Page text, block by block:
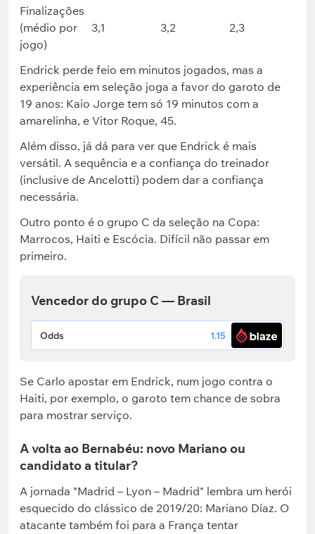
Finalizações
(médio por
jogo)
3,1 3,2 2,3
Endrick perde feio em minutos jogados, mas a
experiência em seleção joga a favor do garoto de
19 anos: Kaio Jorge tem só 19 minutos com a
amarelinha, e Vitor Roque, 45.
Além disso, já dá para ver que Endrick é mais
versátil. A sequência e a confiança do treinador
(inclusive de Ancelotti) podem dar a confiança
necessária.
Outro ponto é o grupo C da seleção na Copa:
Marrocos, Haiti e Escócia. Difícil não passar em
primeiro.
Vencedor do grupo C — Brasil
Odds 1.15
Se Carlo apostar em Endrick, num jogo contra o
Haiti, por exemplo, o garoto tem chance de sobra
para mostrar serviço.
A volta ao Bernabéu: novo Mariano ou
candidato a titular?
A jornada "Madrid – Lyon – Madrid" lembra um herói
esquecido do clássico de 2019/20: Mariano Díaz. O
atacante também foi para a França tentar